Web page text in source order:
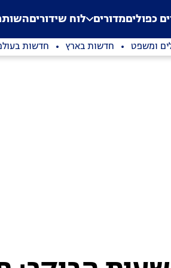
Application error: a
. כפוליםמדורים לוח שידורים
ומשפט חדשות בארץ חדשות